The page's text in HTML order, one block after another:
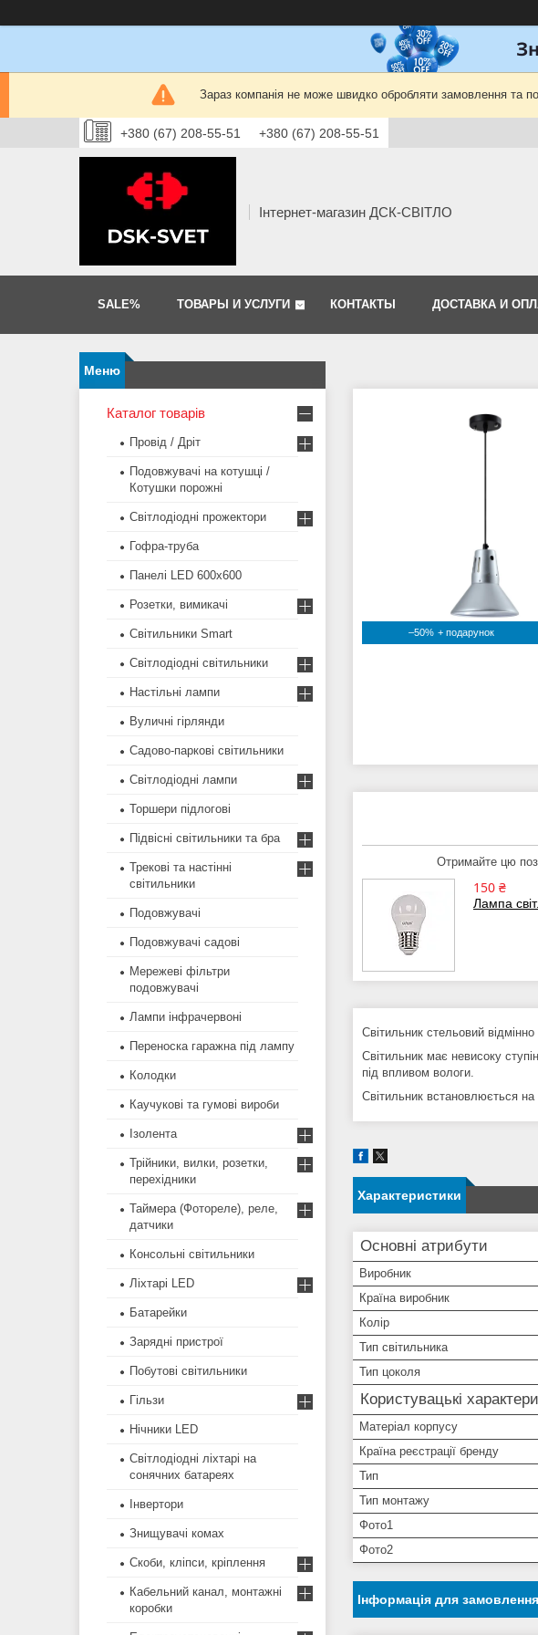
Зараз компанія не може швидко обробляти замовлення та
+380 (67) 208-55-51 +380 (67) 208-55-51
Інтернет-магазин ДСК-СВІТЛО
SALE% ТОВАРЫ И УСЛУГИ КОНТАКТЫ ДОСТАВКА И
–50%
Отримайте цю
150 ₴
Лампа
Світильник стельовий
Світильник має невисоку
під впливом вологи.
Світильник встановлюється
Характеристики
Основні атрибути
Виробник
Країна виробник
Колір
Тип світильника
Тип цоколя
Користувацькі
Матеріал корпусу
Країна реєстрації бренду
Тип
Тип монтажу
Фото1
Фото2
Інформація для замовлення
Каталог товарів
Провід / Дріт
Подовжувачі на котушці /
Котушки порожні
Світлодіодні прожектори
Гофра-труба
Панелі LED 600х600
Розетки, вимикачі
Світильники Smart
Світлодіодні світильники
Настільні лампи
Вуличні гірлянди
Садово-паркові світильники
Світлодіодні лампи
Торшери підлогові
Підвісні світильники та бра
Трекові та настінні
світильники
Подовжувачі
Подовжувачі садові
Мережеві фільтри
подовжувачі
Лампи інфрачервоні
Переноска гаражна під лампу
Колодки
Каучукові та гумові вироби
Ізолента
Трійники, вилки, розетки,
перехідники
Таймера (Фотореле), реле,
датчики
Консольні світильники
Ліхтарі LED
Батарейки
Зарядні пристрої
Побутові світильники
Гільзи
Нічники LED
Світлодіодні ліхтарі на
сонячних батареях
Інвертори
Знищувачі комах
Скоби, кліпси, кріплення
Кабельний канал, монтажні
коробки